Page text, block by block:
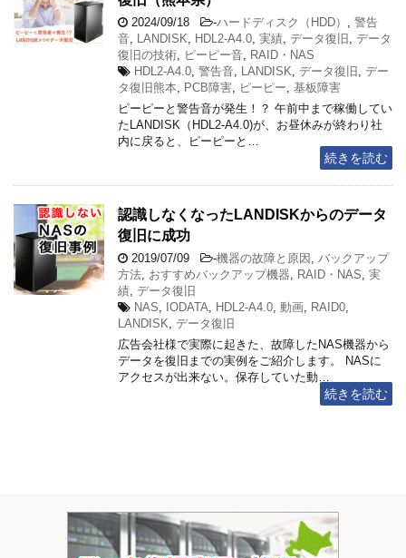
2024/09/18 -ハードディスク（HDD）
警告
音 LANDISK HDL2-A4.0 実績 データ復旧 データ
復旧の技術
ピーピー音 RAID・NAS
HDL2-A4.0 警告音 LANDISK データ復旧 デー
タ復旧熊本
PCB障害 ピーピー 基板障害
ピーピーと警告音が発生！？ 午前中まで稼働してい
たLANDISK（HDL2-A4.0)が、お昼休みが終わり社
内に戻ると、ピーピーと…
続きを読む
認識しなくなったLANDISKからのデータ
復旧に成功
2019/07/09 -機器の故障と原因
バックアップ
方法 おすすめバックアップ機器 RAID・NAS 実
績 データ復旧
NAS
IODATA HDL2-A4.0 動画 RAID0
LANDISK データ復旧
広告会社様で実際に起きた、故障したNAS機器から
データを復旧までの実例をご紹介します。 NASに
アクセスが出来ない。保存していた動…
続きを読む